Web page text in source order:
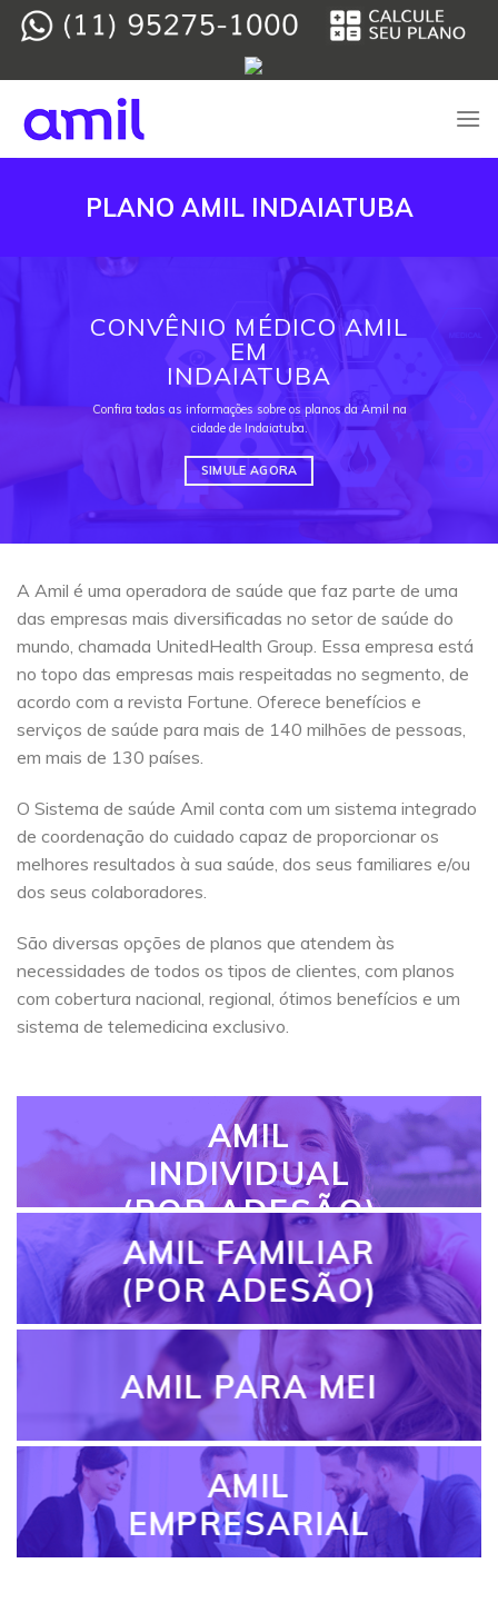
Skip
PLANO AMIL INDAIATUBA
CONVÊNIO MÉDICO AMIL
EM
INDAIATUBA
Confira todas as informações sobre os planos da Amil na
cidade de Indaiatuba.
SIMULE AGORA
A Amil é uma operadora de saúde que faz parte de uma
das empresas mais diversificadas no setor de saúde do
mundo, chamada UnitedHealth Group. Essa empresa está
no topo das empresas mais respeitadas no segmento, de
acordo com a revista Fortune. Oferece benefícios e
serviços de saúde para mais de 140 milhões de pessoas,
em mais de 130 países.
O Sistema de saúde Amil conta com um sistema integrado
de coordenação do cuidado capaz de proporcionar os
melhores resultados à sua saúde, dos seus familiares e/ou
dos seus colaboradores.
São diversas opções de planos que atendem às
necessidades de todos os tipos de clientes, com planos
com cobertura nacional, regional, ótimos benefícios e um
sistema de telemedicina exclusivo.
AMIL
INDIVIDUAL
(POR ADESÃO)
AMIL FAMILIAR
(POR ADESÃO)
AMIL PARA MEI
AMIL
EMPRESARIAL